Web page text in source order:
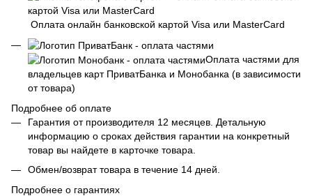
Оплата онлайн банковской картой Visa или MasterCard
Оплата частями для
владельцев карт ПриватБанка и Монобанка (в зависимости
от товара)
Подробнее об оплате
Гарантия от производителя 12 месяцев. Детальную
информацию о сроках действия гарантии на конкретный
товар вы найдете в карточке товара.
Обмен/возврат товара в течение 14 дней.
Подробнее о гарантиях